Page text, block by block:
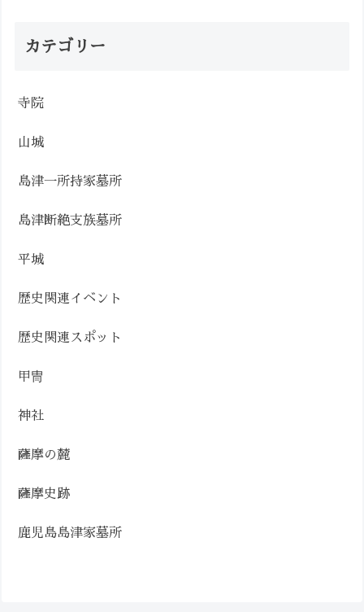
カテゴリー
寺院
山城
島津一所持家墓所
島津断絶支族墓所
平城
歴史関連イベント
歴史関連スポット
甲冑
神社
薩摩の麓
薩摩史跡
鹿児島島津家墓所